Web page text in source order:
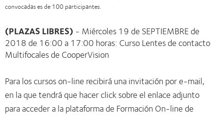
convocadas es de 100 participantes.
(PLAZAS LIBRES) - Miércoles 19 de SEPTIEMBRE de
2018 de 16:00 a 17:00 horas: Curso Lentes de contacto
Multifocales de CooperVision
Para los cursos on-line recibirá una invitación por e-mail,
en la que tendrá que hacer click sobre el enlace adjunto
para acceder a la plataforma de Formación On-line de